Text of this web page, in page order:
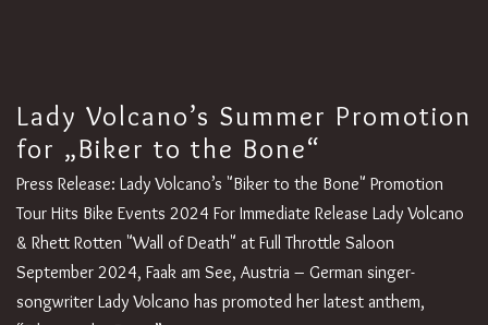
Lady Volcano’s Summer Promotion
for „Biker to the Bone“
Press Release: Lady Volcano’s "Biker to the Bone" Promotion
Tour Hits Bike Events 2024 For Immediate Release Lady Volcano
& Rhett Rotten "Wall of Death" at Full Throttle Saloon
September 2024, Faak am See, Austria – German singer-
songwriter Lady Volcano has promoted her latest anthem,